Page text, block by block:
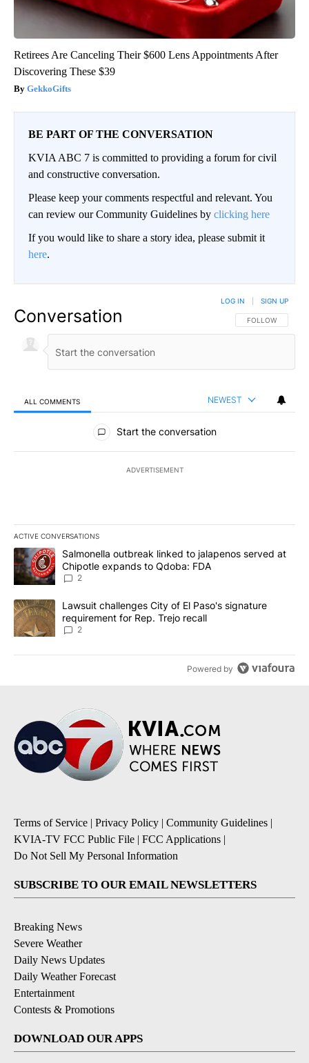
Retirees Are Canceling Their $600 Lens Appointments After
Discovering These $39
GekkoGifts
BE PART OF THE CONVERSATION
KVIA ABC 7 is committed to providing a forum for civil
and constructive conversation.
Please keep your comments respectful and relevant. You
can review our Community Guidelines by clicking here
If you would like to share a story idea, please submit it
here.
Conversation FOLLOW THIS
FOLLOW
LOG IN SIGN UP
ALL COMMENTS NEWEST
All Comments
Start the conversation
ADVERTISEMENT
ACTIVE CONVERSATIONS
The following is a list of the most commented articles in the last
A trending article titled "Salmonella outbreak linked to
Salmonella outbreak linked to jalapenos served at
Chipotle expands to Qdoba: FDA
2
A trending article titled "Lawsuit challenges City of El Paso's
Lawsuit challenges City of El Paso's signature
requirement for Rep. Trejo recall
2
Powered by
Terms of Service | Privacy Policy | Community Guidelines |
KVIA-TV FCC Public File | FCC Applications |
Do Not Sell My Personal Information
SUBSCRIBE TO OUR EMAIL NEWSLETTERS
Breaking News
Severe Weather
Daily News Updates
Daily Weather Forecast
Entertainment
Contests & Promotions
DOWNLOAD OUR APPS